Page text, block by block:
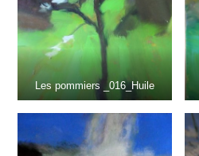
Les pommiers _016_Huile